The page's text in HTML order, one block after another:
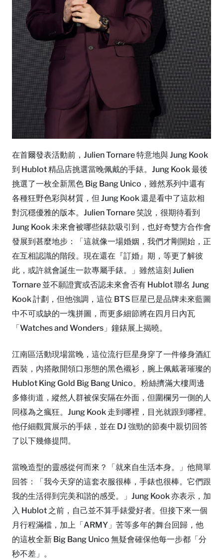
在首爾發表活動前，Julien Tornare 特意地與 Jung Kook
到 Hublot 精品店挑選當晚佩戴的手錶。Jung Kook 最後
挑選了一枚全新黑色 Big Bang Unico，雖然系列中還有
各種狂野色彩與材質，但 Jung Kook 還是看中了這款相
對沉穩優雅的版本。Julien Tornare 笑說，很期待看到
Jung Kook 未來會被哪些錶款吸引到，也好奇雙方合作會
發展到甚麼地步：「這就像一場婚姻，我們才剛開始，正
在互相認識的階段。現在還在『訂婚』期，等更了解彼
此，或許就會誕生一款專屬手錶。」雖然這刻 Julien
Tornare 並不願證實或否認未來會否有 Hublot 聯名 Jung
Kook 計劃，但他強調，這位 BTS 巨星已是品牌未來藍圖
中不可或缺的一塊拼圖，而更多細節將在四月日內瓦
「Watches and Wonders」鐘錶展上揭曉。
江南區活動現場當晚，這位流行巨星身穿了一件修身酒紅
西裝，內搭敞開領口形態的黑色襯衫，腕上佩戴著璀璨的
Hublot King Gold Big Bang Unico。粉絲擠滿大樓周邊
多條街道，縱然人群被保安隔在外面，但圍欄另一側的人
同樣為之瘋狂。Jung Kook 走到哪裡，目光就跟到哪裡。
他仔細觀賞展示的手錶，並在 DJ 強勁的節奏中親切回答
了以下幾條提問。
當晚造型的靈感從何而來？「就來自生活本身。」他簡單
回答：「我今天穿的這套衣服很棒，手錶也很棒。它們跟
我的生活得到完美和諧的感受。」Jung Kook 亦表示，加
入 Hublot 之前，自己並不算手錶愛好者。但接下來一個
月行程滿檔，加上「ARMY」苦等多年的舞台回歸，他
的這枚全新 Big Bang Unico 無疑會確保他每一步都「分
秒不差」。